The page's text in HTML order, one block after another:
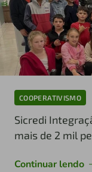
COOPERATIVISMO
Sicredi
mais de 2 mil
Continuar lendo